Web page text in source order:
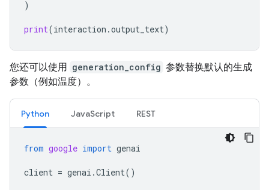
)
print(interaction .output_text)
您还可以使用 generation_config 参数替换默认的生成
参数（例如温度）。
Python JavaScript REST
from google import genai
client = genai .Client()